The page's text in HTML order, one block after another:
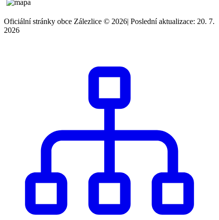
Oficiální stránky obce Zálezlice © 2026| Poslední aktualizace: 20. 7.
2026